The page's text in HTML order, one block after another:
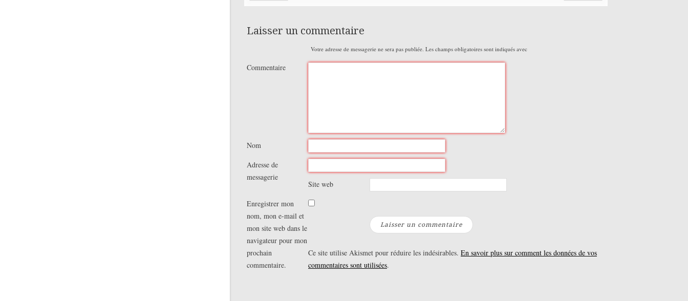
Laisser un commentaire
Votre adresse de messagerie ne sera pas publiée. Les champs obligatoires sont indiqués avec
Commentaire
Nom
Adresse de
messagerie
Site web
Enregistrer mon
nom, mon e-mail et
mon site web dans le
navigateur pour mon
prochain
commentaire.
Ce site utilise Akismet pour réduire les indésirables. En savoir plus sur comment les données de vos
commentaires sont utilisées.